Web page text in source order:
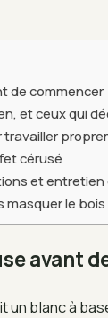
de commencer
et ceux qui
travailler
cérusé
et entretien
masquer le bois
avant
un blanc à